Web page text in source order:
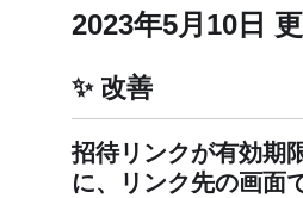
2023年5月10日
改善
招待リンクが有効期
に、リンク先の画面